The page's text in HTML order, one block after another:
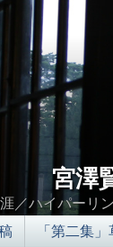
宮澤
／ハイパーリ
「第二集